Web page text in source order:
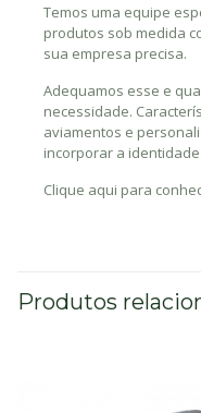
Temos uma equipe
produtos sob medida
sua empresa precisa.
Adequamos esse e
necessidade.
aviamentos e
incorporar a
Clique aqui para
Produtos